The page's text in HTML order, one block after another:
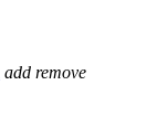
add remove